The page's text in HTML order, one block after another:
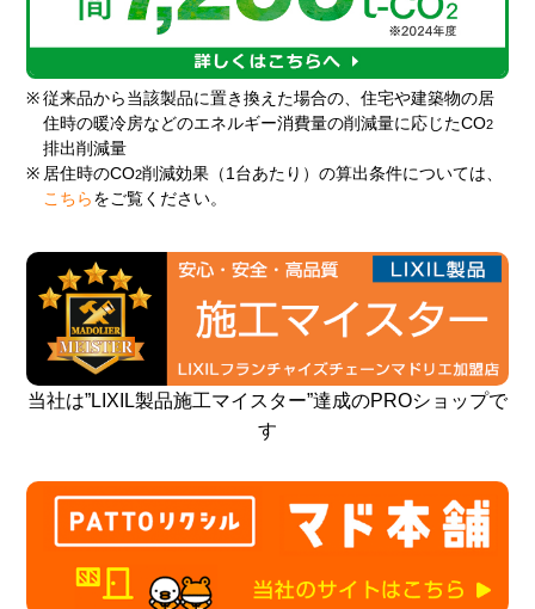
※ 従来品から当該製品に置き換えた場合の、住宅や建築物の居
住時の暖冷房などのエネルギー消費量の削減量に応じたCO2
排出削減量
※ 居住時のCO2削減効果（1台あたり）の算出条件については、
こちら をご覧ください。
当社は”LIXIL製品施工マイスター”達成のPROショップで
す